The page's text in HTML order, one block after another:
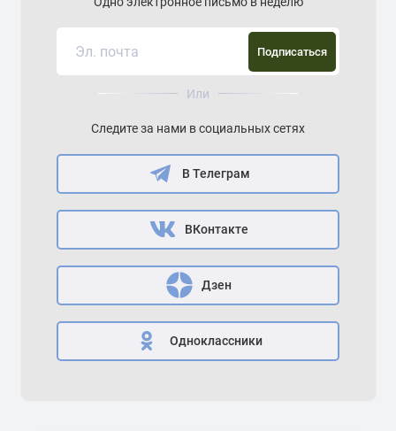
Подписаться
Или
Следите за нами в социальных сетях
В Телеграм
ВКонтакте
Дзен
Одноклассники